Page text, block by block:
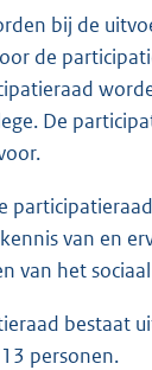
bij de
de
De
van en
van het
bestaat
personen.